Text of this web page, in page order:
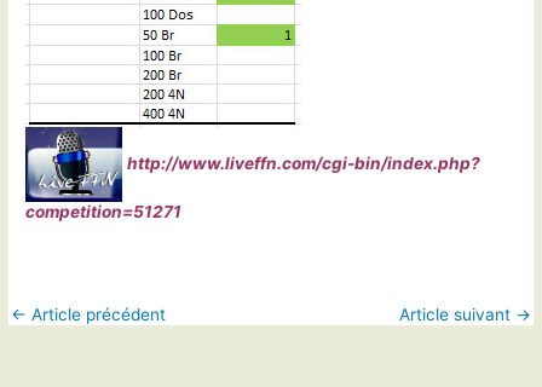
http://www.liveffn.com/cgi-bin/index.php?
competition=51271
← Article précédent Article suivant →